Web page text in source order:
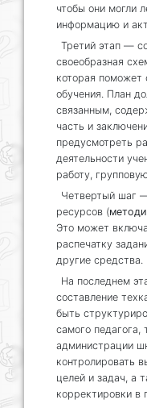
чтобы они могли
информацию и
Третий этап —
своеобразная
которая поможет
обучения. План
связанным,
часть и
предусмотреть
деятельности
работу,
Четвертый шаг
ресурсов (
Это может
распечатку
другие средства.
На последнем
составление
быть
самого педагога,
администрации
контролировать
целей и задач, а
корректировки в